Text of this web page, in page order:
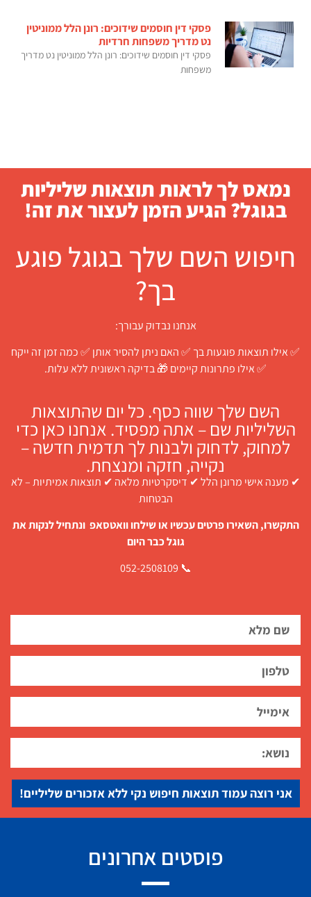
פסקי דין חוסמים שידוכים: רונן הלל ממוניטין
נט מדריך משפחות חרדיות
פסקי דין חוסמים שידוכים: רונן הלל ממוניטין נט מדריך
משפחות
נמאס לך לראות תוצאות שליליות
בגוגל? הגיע הזמן לעצור את זה!
חיפוש השם שלך בגוגל פוגע
בך?
אנחנו נבדוק עבורך:
✅ אילו תוצאות פוגעות בך ✅ האם ניתן להסיר אותן ✅ כמה זמן זה ייקח
✅ אילו פתרונות קיימים 🎁 בדיקה ראשונית ללא עלות.
השם שלך שווה כסף. כל יום שהתוצאות
השליליות שם – אתה מפסיד. אנחנו כאן כדי
למחוק, לדחוק ולבנות לך תדמית חדשה –
נקייה, חזקה ומנצחת.
✔ מענה אישי מרונן הלל ✔ דיסקרטיות מלאה ✔ תוצאות אמיתיות – לא
הבטחות
התקשרו, השאירו פרטים עכשיו או שילחו וואטסאפ ונתחיל לנקות את
גוגל כבר היום
📞 052-2508109
אני רוצה עמוד תוצאות חיפוש נקי ללא אזכורים שליליים!
פוסטים אחרונים